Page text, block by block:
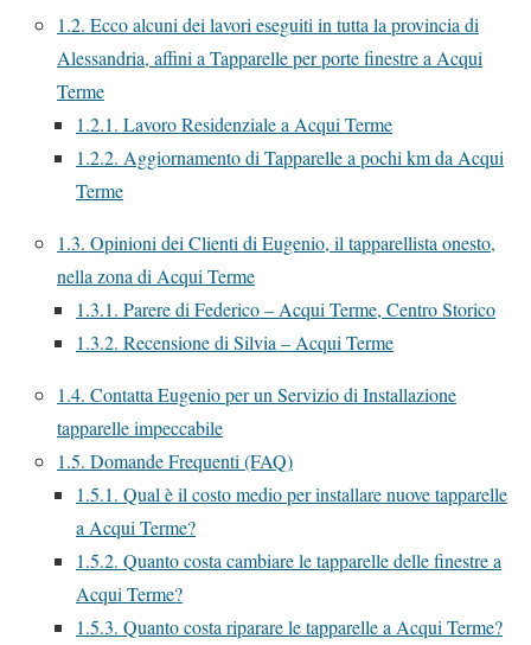
1.2. Ecco alcuni dei lavori eseguiti in tutta la provincia di
Alessandria, affini a Tapparelle per porte finestre a Acqui
Terme
1.2.1. Lavoro Residenziale a Acqui Terme
1.2.2. Aggiornamento di Tapparelle a pochi km da Acqui
Terme
1.3. Opinioni dei Clienti di Eugenio, il tapparellista onesto,
nella zona di Acqui Terme
1.3.1. Parere di Federico – Acqui Terme, Centro Storico
1.3.2. Recensione di Silvia – Acqui Terme
1.4. Contatta Eugenio per un Servizio di Installazione
tapparelle impeccabile
1.5. Domande Frequenti (FAQ)
1.5.1. Qual è il costo medio per installare nuove tapparelle
a Acqui Terme?
1.5.2. Quanto costa cambiare le tapparelle delle finestre a
Acqui Terme?
1.5.3. Quanto costa riparare le tapparelle a Acqui Terme?